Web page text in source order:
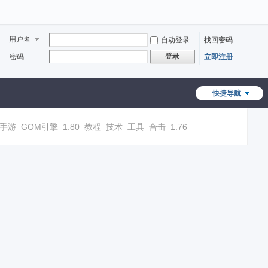
用户名 自动登录
找回密码
密码
登录 立即注册
快捷导航
游 GOM引擎 1.80 教程 技术 工具 合击 1.76